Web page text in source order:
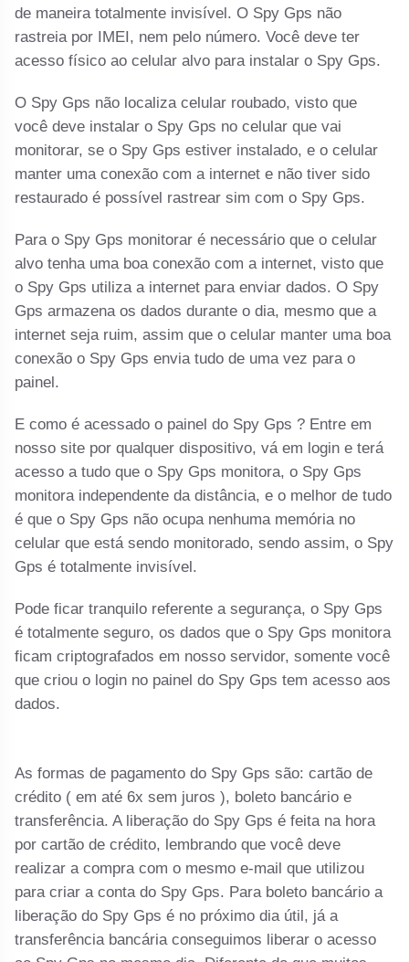
de maneira totalmente invisível. O Spy Gps não
rastreia por IMEI, nem pelo número. Você deve ter
acesso físico ao celular alvo para instalar o Spy Gps.
O Spy Gps não localiza celular roubado, visto que
você deve instalar o Spy Gps no celular que vai
monitorar, se o Spy Gps estiver instalado, e o celular
manter uma conexão com a internet e não tiver sido
restaurado é possível rastrear sim com o Spy Gps.
Para o Spy Gps monitorar é necessário que o celular
alvo tenha uma boa conexão com a internet, visto que
o Spy Gps utiliza a internet para enviar dados. O Spy
Gps armazena os dados durante o dia, mesmo que a
internet seja ruim, assim que o celular manter uma boa
conexão o Spy Gps envia tudo de uma vez para o
painel.
E como é acessado o painel do Spy Gps ? Entre em
nosso site por qualquer dispositivo, vá em login e terá
acesso a tudo que o Spy Gps monitora, o Spy Gps
monitora independente da distância, e o melhor de tudo
é que o Spy Gps não ocupa nenhuma memória no
celular que está sendo monitorado, sendo assim, o Spy
Gps é totalmente invisível.
Pode ficar tranquilo referente a segurança, o Spy Gps
é totalmente seguro, os dados que o Spy Gps monitora
ficam criptografados em nosso servidor, somente você
que criou o login no painel do Spy Gps tem acesso aos
dados.
As formas de pagamento do Spy Gps são: cartão de
crédito ( em até 6x sem juros ), boleto bancário e
transferência. A liberação do Spy Gps é feita na hora
por cartão de crédito, lembrando que você deve
realizar a compra com o mesmo e-mail que utilizou
para criar a conta do Spy Gps. Para boleto bancário a
liberação do Spy Gps é no próximo dia útil, já a
transferência bancária conseguimos liberar o acesso